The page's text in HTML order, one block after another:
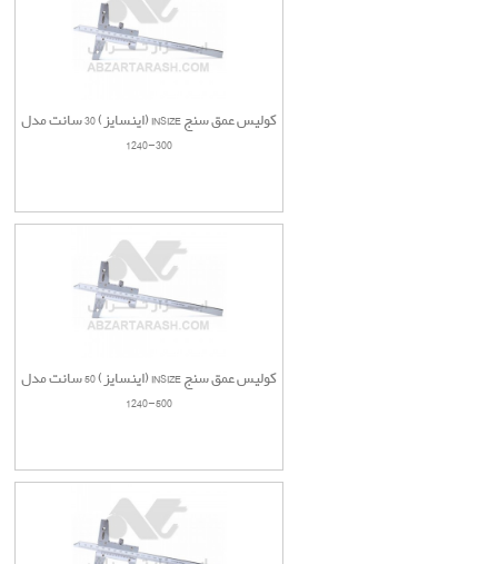
کولیس عمق سنج INSIZE (اینسایز) 30 سانت مدل
300-1240
کولیس عمق سنج INSIZE (اینسایز) 50 سانت مدل
500-1240